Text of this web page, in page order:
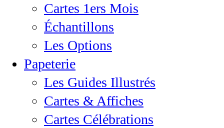
Cartes 1ers Mois
Échantillons
Les Options
Papeterie
Les Guides Illustrés
Cartes & Affiches
Cartes Célébrations